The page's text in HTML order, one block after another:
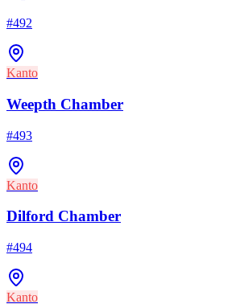
#492
Kanto
Weepth Chamber
#493
Kanto
Dilford Chamber
#494
Kanto